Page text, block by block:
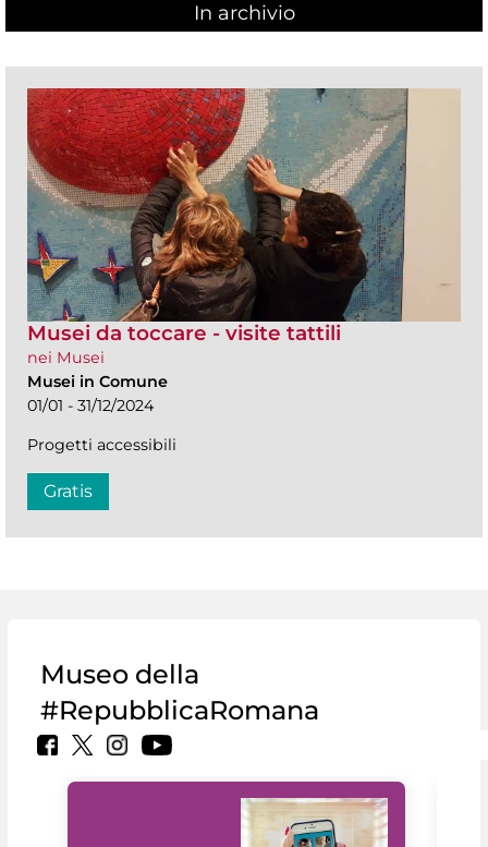
In archivio
Musei da toccare - visite tattili
nei Musei
Musei in Comune
01/01 - 31/12/2024
Progetti accessibili
Gratis
Museo della
#RepubblicaRomana